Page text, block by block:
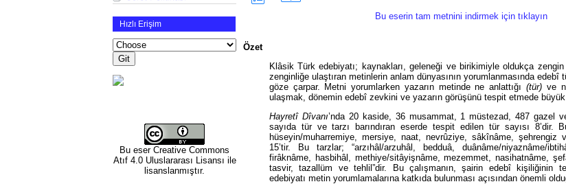
Hızlı Erişim
Bu eser Creative Commons
Atıf 4.0 Uluslararası Lisansı ile
lisanslanmıştır.
Bu eserin tam metnini indirmek için tıklayın
Özet
Klâsik Türk edebiyatı; kaynakları, geleneği ve birikimiyle oldukça zengin
zenginliğe ulaştıran metinlerin anlam dünyasının yorumlanmasında
göze çarpar. Metni yorumlarken yazarın metinde ne anlattığı(tür) ve
ulaşmak, dönemin edebî zevkini ve yazarın görüşünü tespit etmede büyük
Hayretî Dîvanı’nda 20 kaside, 36 musammat, 1 müstezad, 487 gazel
sayıda tür ve tarzı barındıran eserde tespit edilen tür sayısı 8’dir.
hüseyin/muharremiye, mersiye, naat, nevrûziye, sâkînâme, şehrengiz
15’tir. Bu tarzlar; “arzıhâl/arzuhâl, bedduâ, duânâme/niyaznâme/
firâknâme, hasbihâl, methiye/sitâyişnâme, mezemmet, nasihatnâme,
tasvir, tazallüm ve tehlil”dir. Bu çalışmanın, şairin edebî kişiliğinin
edebiyatı metin yorumlamalarına katkıda bulunması açısından önemli